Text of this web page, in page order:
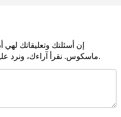
إن أسئلتك وتعليقاتك
ماسكوس. نقرأ آراءك، ونرد عليها، بناء على طلبكم في أسرع وقت ممكن.